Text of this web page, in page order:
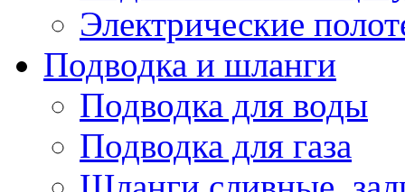
Электрические
Подводка и шланги
Подводка для воды
Подводка для газа